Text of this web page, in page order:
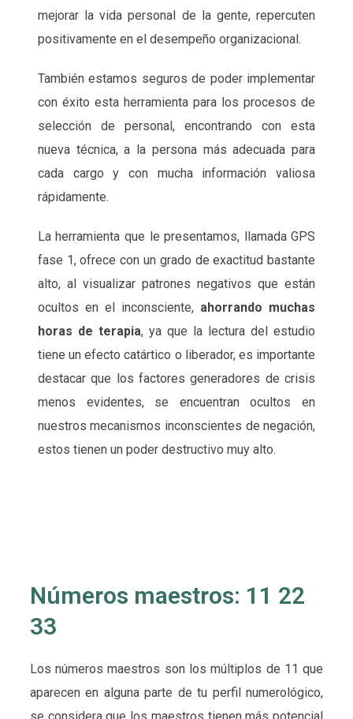
mejorar la vida personal de la gente, repercuten
positivamente en el desempeño organizacional.
También estamos seguros de poder implementar
con éxito esta herramienta para los procesos de
selección de personal, encontrando con esta
nueva técnica, a la persona más adecuada para
cada cargo y con mucha información valiosa
rápidamente.
La herramienta que le presentamos, llamada GPS
fase 1, ofrece con un grado de exactitud bastante
alto, al visualizar patrones negativos que están
ocultos en el inconsciente, ahorrando muchas
horas de terapia, ya que la lectura del estudio
tiene un efecto catártico o liberador, es importante
destacar que los factores generadores de crisis
menos evidentes, se encuentran ocultos en
nuestros mecanismos inconscientes de negación,
estos tienen un poder destructivo muy alto.
Números maestros: 11 22
33
Los números maestros son los múltiplos de 11 que
aparecen en alguna parte de tu perfil numerológico,
se considera que los maestros tienen más potencial